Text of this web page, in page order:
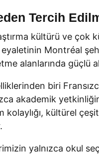
Tercih
kültürü ve
Montréal
alanlarında güçlü
biri
akademik
kültürel
yalnızca okul